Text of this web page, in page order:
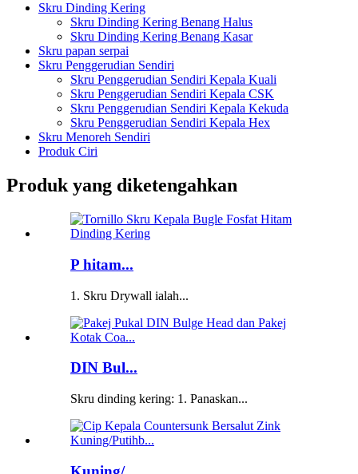
Skru Dinding Kering
Skru Dinding Kering Benang Halus
Skru Dinding Kering Benang Kasar
Skru papan serpai
Skru Penggerudian Sendiri
Skru Penggerudian Sendiri Kepala Kuali
Skru Penggerudian Sendiri Kepala CSK
Skru Penggerudian Sendiri Kepala Kekuda
Skru Penggerudian Sendiri Kepala Hex
Skru Menoreh Sendiri
Produk Ciri
Produk yang diketengahkan
P hitam...
1. Skru Drywall ialah...
DIN Bul...
Skru dinding kering: 1. Panaskan...